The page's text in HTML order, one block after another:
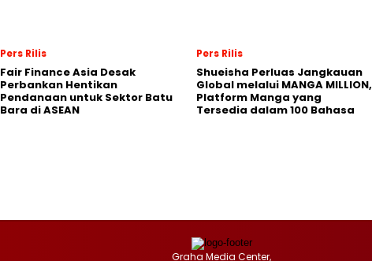
Pers Rilis
Fair Finance Asia Desak
Perbankan Hentikan
Pendanaan untuk Sektor Batu
Bara di ASEAN
Pers Rilis
Shueisha Perluas Jangkauan
Global melalui MANGA MILLION,
Platform Manga yang
Tersedia dalam 100 Bahasa
Graha Media Center,